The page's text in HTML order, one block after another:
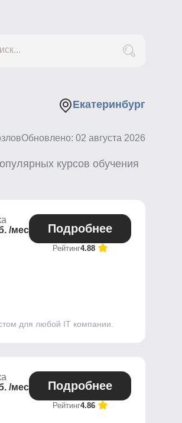
Екатеринбург
Обновлено: 02 августа 2026
курсов обучения
/мес
Подробнее
Рейтинг4.88
для любой IT компании.
/мес
Подробнее
Рейтинг4.86